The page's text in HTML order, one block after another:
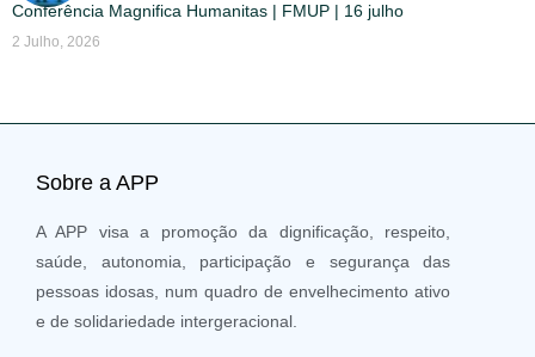
Conferência Magnifica Humanitas | FMUP | 16 julho
2 Julho, 2026
Sobre a APP
A APP visa a promoção da dignificação, respeito,
saúde, autonomia, participação e segurança das
pessoas idosas, num quadro de envelhecimento ativo
e de solidariedade intergeracional.